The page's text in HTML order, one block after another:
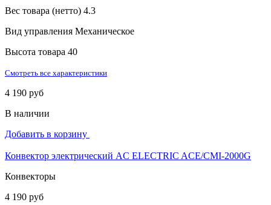
Вес товара (нетто) 4.3
Вид управления Механическое
Высота товара 40
Смотреть все характеристики
4 190 руб
В наличии
Добавить в корзину
Конвектор электрический AC ELECTRIC ACE/CMI-2000G
Конвекторы
4 190 руб